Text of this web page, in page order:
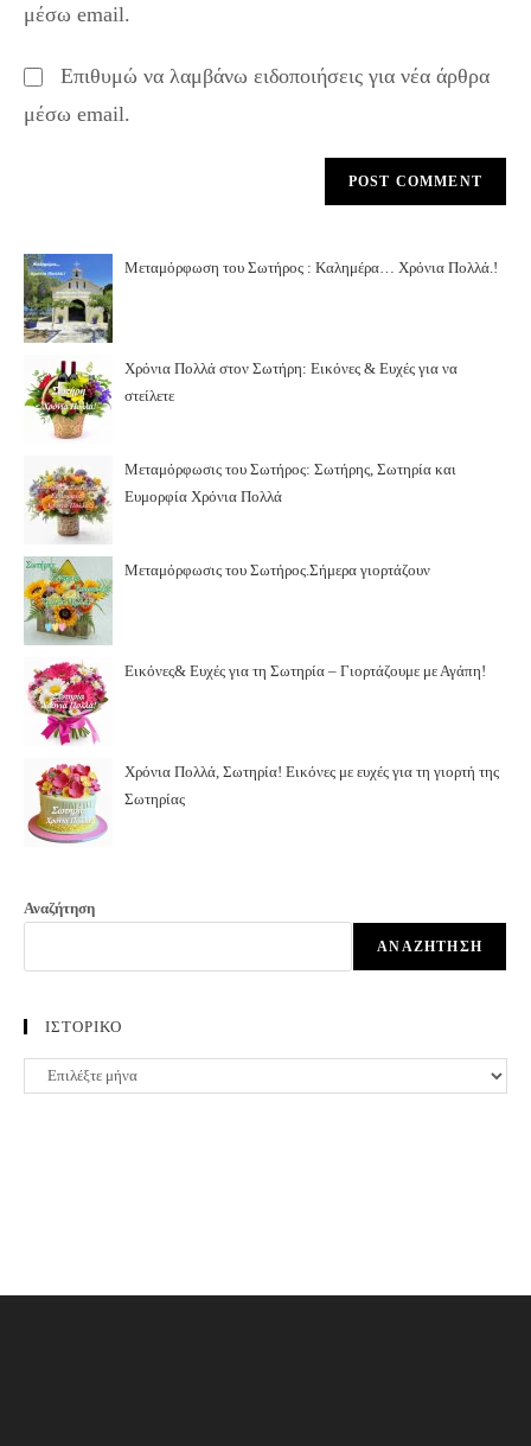
(optional)
μέσω email.
Επιθυμώ να λαμβάνω ειδοποιήσεις για νέα άρθρα
μέσω email.
Μεταμόρφωση του Σωτήρος : Καλημέρα… Χρόνια Πολλά.!
Χρόνια Πολλά στον Σωτήρη: Εικόνες & Ευχές για να
στείλετε
Μεταμόρφωσις του Σωτήρος: Σωτήρης, Σωτηρία και
Ευμορφία Χρόνια Πολλά
Μεταμόρφωσις του Σωτήρος.Σήμερα γιορτάζουν
Εικόνες& Ευχές για τη Σωτηρία – Γιορτάζουμε με Αγάπη!
Χρόνια Πολλά, Σωτηρία! Εικόνες με ευχές για τη γιορτή της
Σωτηρίας
Αναζήτηση
ΑΝΑΖΉΤΗΣΗ
ΙΣΤΟΡΙΚΟ
ΙΣΤΟΡΙΚΟ